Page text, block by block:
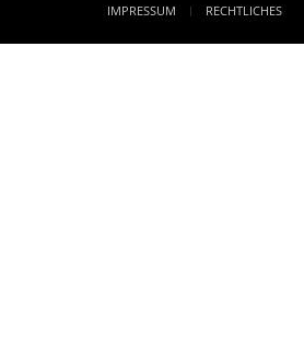
IMPRESSUM
RECHTLICHES